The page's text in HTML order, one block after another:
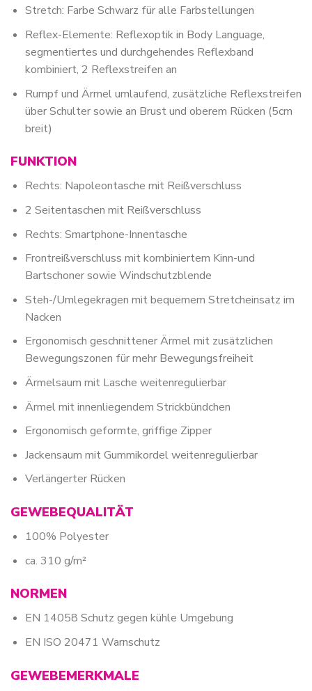
Stretch: Farbe Schwarz für alle Farbstellungen
Reflex-Elemente: Reflexoptik in Body Language,
segmentiertes und durchgehendes Reflexband
kombiniert, 2 Reflexstreifen an
Rumpf und Ärmel umlaufend, zusätzliche Reflexstreifen
über Schulter sowie an Brust und oberem Rücken (5cm
breit)
FUNKTION
Rechts: Napoleontasche mit Reißverschluss
2 Seitentaschen mit Reißverschluss
Rechts: Smartphone-Innentasche
Frontreißverschluss mit kombiniertem Kinn-und
Bartschoner sowie Windschutzblende
Steh-/Umlegekragen mit bequemem Stretcheinsatz im
Nacken
Ergonomisch geschnittener Ärmel mit zusätzlichen
Bewegungszonen für mehr Bewegungsfreiheit
Ärmelsaum mit Lasche weitenregulierbar
Ärmel mit innenliegendem Strickbündchen
Ergonomisch geformte, griffige Zipper
Jackensaum mit Gummikordel weitenregulierbar
Verlängerter Rücken
GEWEBEQUALITÄT
100% Polyester
ca. 310 g/m²
NORMEN
EN 14058 Schutz gegen kühle Umgebung
EN ISO 20471 Warnschutz
GEWEBEMERKMALE